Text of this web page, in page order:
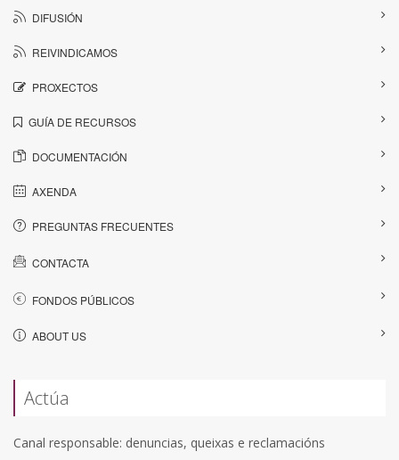
DIFUSIÓN
REIVINDICAMOS
PROXECTOS
GUÍA DE RECURSOS
DOCUMENTACIÓN
AXENDA
PREGUNTAS FRECUENTES
CONTACTA
FONDOS PÚBLICOS
ABOUT US
Actúa
Canal responsable: denuncias, queixas e reclamacións